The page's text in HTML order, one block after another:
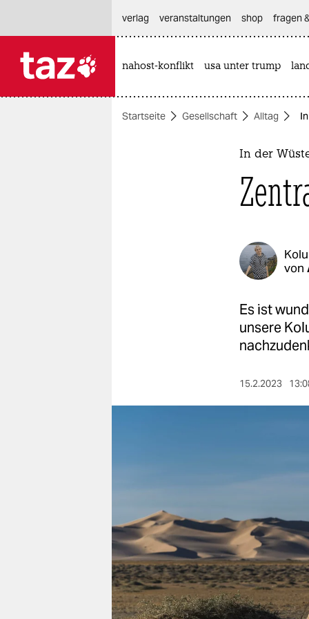
themen
verlag
fragen & hilfe
unterstützen
abo
genossenschaft
verlag
veranstaltungen shop fragen
nahost-konflikt usa unter trump
Startseite Gesellschaft Alltag
In der
von
Es ist
unsere
15.2.2023